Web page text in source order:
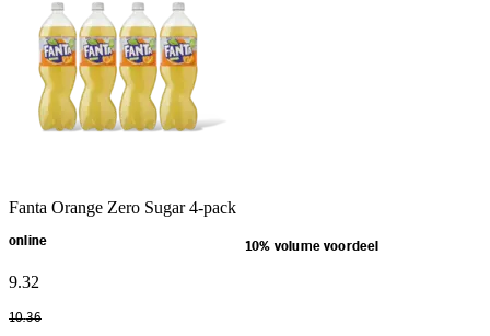
Fanta Orange Zero Sugar 4-pack
online 10% volume voordeel
9.32
10.36